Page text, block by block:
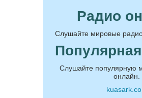
Радио
Слушайте мировые
Слушайте популярную
онлайн.